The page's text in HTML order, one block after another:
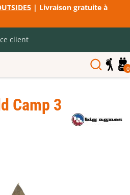
| Livraison gratuite à
client
0
Camp 3